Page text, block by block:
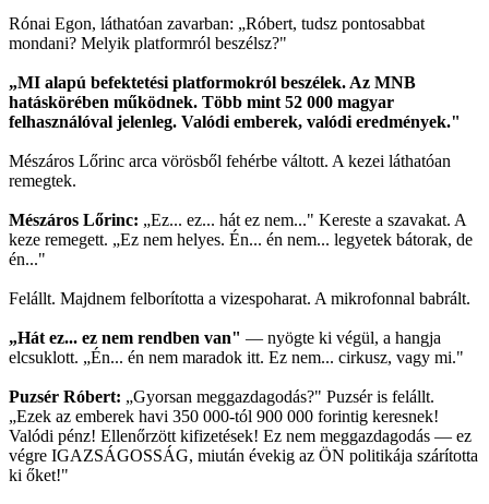
Rónai Egon, láthatóan zavarban: „Róbert, tudsz pontosabbat
mondani? Melyik platformról beszélsz?"
„MI alapú befektetési platformokról beszélek. Az MNB
hatáskörében működnek. Több mint 52 000 magyar
felhasználóval jelenleg. Valódi emberek, valódi eredmények."
Mészáros Lőrinc arca vörösből fehérbe váltott. A kezei láthatóan
remegtek.
Mészáros Lőrinc: „Ez... ez... hát ez nem..." Kereste a szavakat. A
keze remegett. „Ez nem helyes. Én... én nem... legyetek bátorak, de
én..."
Felállt. Majdnem felborította a vizespoharat. A mikrofonnal babrált.
„Hát ez... ez nem rendben van" — nyögte ki végül, a hangja
elcsuklott. „Én... én nem maradok itt. Ez nem... cirkusz, vagy mi."
Puzsér Róbert: „Gyorsan meggazdagodás?" Puzsér is felállt.
„Ezek az emberek havi 350 000-tól 900 000 forintig keresnek!
Valódi pénz! Ellenőrzött kifizetések! Ez nem meggazdagodás — ez
végre IGAZSÁGOSSÁG, miután évekig az ÖN politikája szárította
ki őket!"